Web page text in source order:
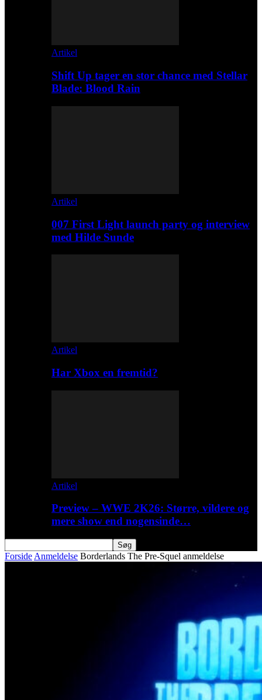
Artikel
Shift Up tager en stor chance med Stellar
Blade: Blood Rain
Artikel
007 First Light launch party og interview
med Hilde Sunde
Artikel
Har Xbox en fremtid?
Artikel
Preview – WWE 2K26: Større, vildere og
mere show end nogensinde…
Forside Anmeldelse Borderlands The Pre-Squel anmeldelse